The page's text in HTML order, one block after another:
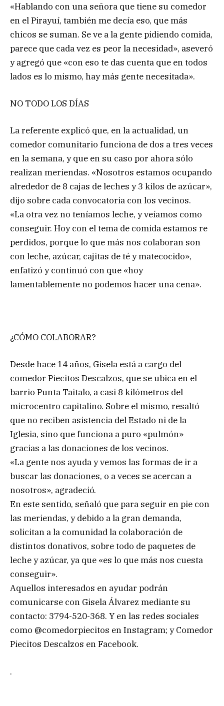
«Hablando con una señora que tiene su comedor
en el Pirayuí, también me decía eso, que más
chicos se suman. Se ve a la gente pidiendo comida,
parece que cada vez es peor la necesidad», aseveró
y agregó que «con eso te das cuenta que en todos
lados es lo mismo, hay más gente necesitada».
NO TODO LOS DÍAS
La referente explicó que, en la actualidad, un
comedor comunitario funciona de dos a tres veces
en la semana, y que en su caso por ahora sólo
realizan meriendas. «Nosotros estamos ocupando
alrededor de 8 cajas de leches y 3 kilos de azúcar»,
dijo sobre cada convocatoria con los vecinos.
«La otra vez no teníamos leche, y veíamos como
conseguir. Hoy con el tema de comida estamos re
perdidos, porque lo que más nos colaboran son
con leche, azúcar, cajitas de té y matecocido»,
enfatizó y continuó con que «hoy
lamentablemente no podemos hacer una cena».
¿CÓMO COLABORAR?
Desde hace 14 años, Gisela está a cargo del
comedor Piecitos Descalzos, que se ubica en el
barrio Punta Taitalo, a casi 8 kilómetros del
microcentro capitalino. Sobre el mismo, resaltó
que no reciben asistencia del Estado ni de la
Iglesia, sino que funciona a puro «pulmón»
gracias a las donaciones de los vecinos.
«La gente nos ayuda y vemos las formas de ir a
buscar las donaciones, o a veces se acercan a
nosotros», agradeció.
En este sentido, señaló que para seguir en pie con
las meriendas, y debido a la gran demanda,
solicitan a la comunidad la colaboración de
distintos donativos, sobre todo de paquetes de
leche y azúcar, ya que «es lo que más nos cuesta
conseguir».
Aquellos interesados en ayudar podrán
comunicarse con Gisela Álvarez mediante su
contacto: 3794-520-368. Y en las redes sociales
como @comedorpiecitos en Instagram; y Comedor
Piecitos Descalzos en Facebook.
.